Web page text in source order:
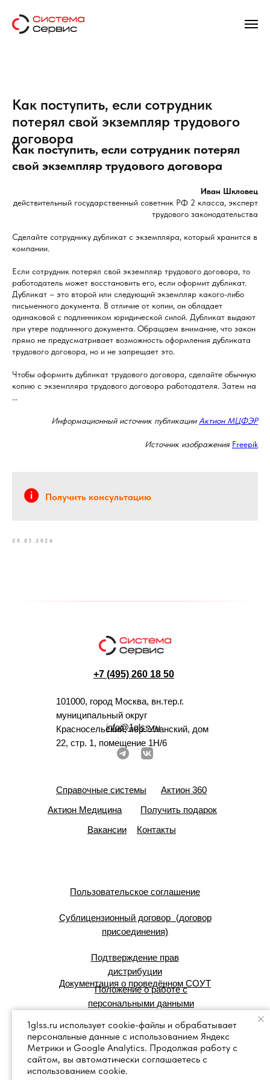
Как поступить, если сотрудник
потерял свой экземпляр трудового
договора
Как поступить, если сотрудник потерял
свой экземпляр трудового договора
Иван Шкловец
действительный государственный советник РФ 2 класса, эксперт
трудового законодательства
Сделайте сотруднику дубликат с экземпляра, который хранится в
компании.
Если сотрудник потерял свой экземпляр трудового договора, то
работодатель может восстановить его, если оформит дубликат.
Дубликат – это второй или следующий экземпляр какого-либо
письменного документа. В отличие от копии, он обладает
одинаковой с подлинником юридической силой. Дубликат выдают
при утере подлинного документа. Обращаем внимание, что закон
прямо не предусматривает возможность оформления дубликата
трудового договора, но и не запрещает это.
Чтобы оформить дубликат трудового договора, сделайте обычную
копию с экземпляра трудового договора работодателя. Затем на
...
Информационный источник публикации Актион МЦФЭР
Источник изображения Freepik
Получить консультацию
20.03.2026
+7 (495) 260 18 50
101000, город Москва, вн.тер.г.
муниципальный округ
Красносельский, пер. Уланский, дом
22, стр. 1, помещение 1Н/6
info@1glss.ru
Справочные системы
Актион 360
Актион Медицина
Получить подарок
Вакансии
Контакты
Пользовательское соглашение
Сублицензионный договор (договор
присоединения)
Подтверждение прав
дистрибуции
Документация о проведённом СОУТ
Положение о работе с
персональными данными
© 2007 — 2025 г. Система Сервис:
справочные правовые системы.
1glss.ru использует cookie-файлы и обрабатывает
персональные данные с использованием Яндекс
Метрики и Google Analytics. Продолжая работу с
сайтом, вы автоматически соглашаетесь с
использованием cookie.